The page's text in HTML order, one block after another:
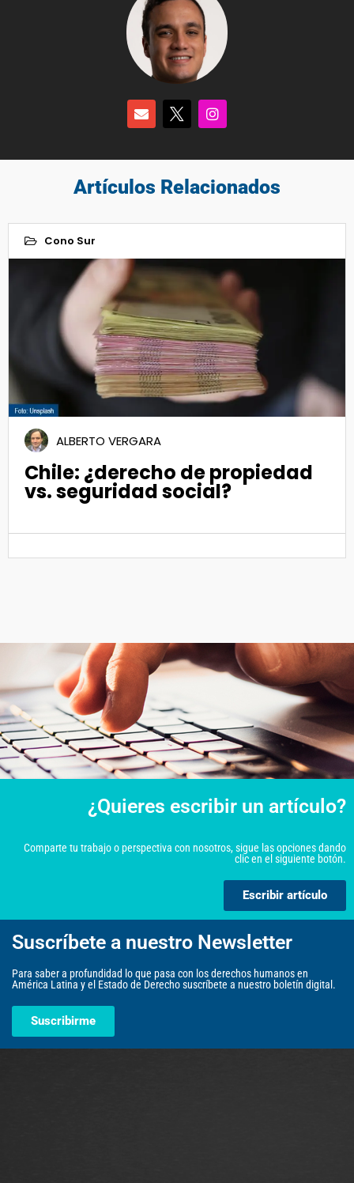
Artículos Relacionados
Cono Sur
11
ALBERTO VERGARA
Chile: ¿derecho de propiedad
vs. seguridad social?
¿Quieres escribir un artículo?
Comparte tu trabajo o perspectiva con nosotros, sigue las opciones dando
clic en el siguiente botón.
Escribir artículo
Suscríbete a nuestro Newsletter
Para saber a profundidad lo que pasa con los derechos humanos en
América Latina y el Estado de Derecho suscríbete a nuestro boletín digital.
Suscribirme